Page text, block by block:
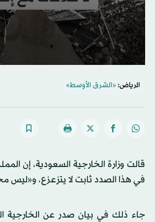
الرياض: «الشرق الأوسط»
قالت وزارة الخارجية السعودية، إن
في هذا الصدد ثابت لا يتزعزع، و«ليس
جاء ذلك في بيان صدر عن الخارجية